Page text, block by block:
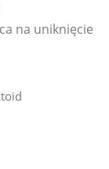
na uniknięcie